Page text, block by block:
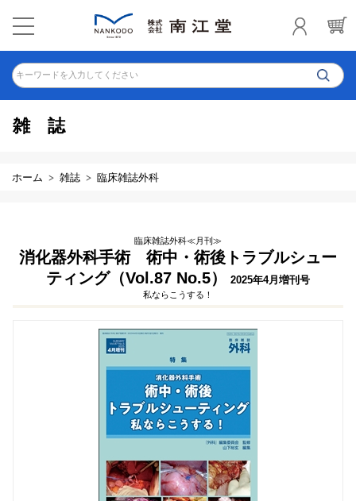
キーワードを入力してください
雑誌
ホーム 雑誌 臨床雑誌外科
臨床雑誌外科≪月刊≫
消化器外科手術 術中・術後トラブルシュー
ティング（Vol.87 No.5）
2025年4月増刊号
私ならこうする！